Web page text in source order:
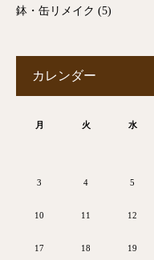
鉢・缶リメイク (5)
カレンダー
月
火 水
3 4 5
10 11 12
17 18 19